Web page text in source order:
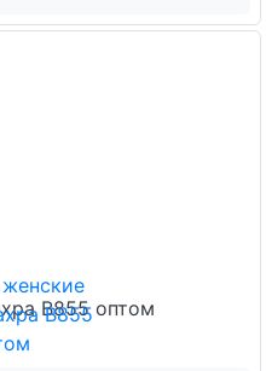
В855 оптом